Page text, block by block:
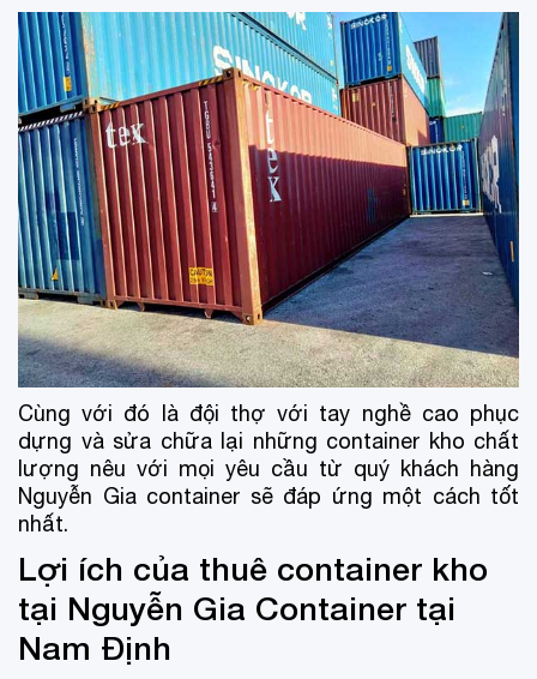
Cùng với đó là đội thợ với tay nghề cao phục
dựng và sửa chữa lại những container kho chất
lượng nêu với mọi yêu cầu từ quý khách hàng
Nguyễn Gia container sẽ đáp ứng một cách tốt
nhất.
Lợi ích của thuê container kho
tại Nguyễn Gia Container tại
Nam Định